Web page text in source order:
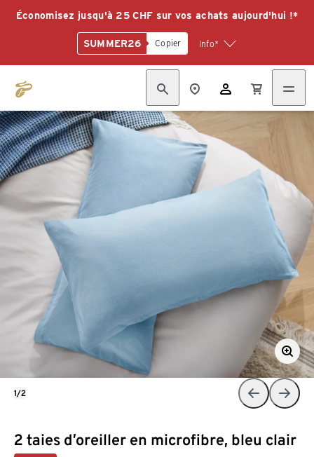
Économisez jusqu'à 25 CHF sur vos achats aujourd'hui !*
SUMMER26 Copier Info*
2 taies d’oreiller en microfibre, bleu clair
1/2